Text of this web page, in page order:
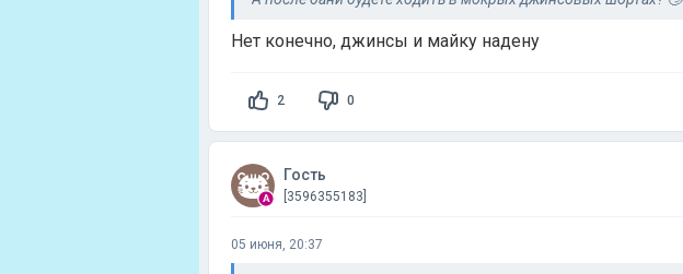
Нет конечно, джинсы и майку надену
2 0
Гость
[3596355183]
05 июня, 20:37